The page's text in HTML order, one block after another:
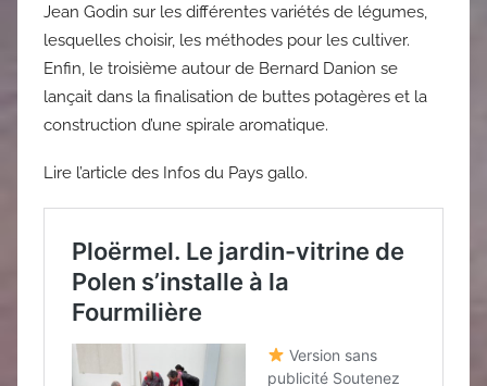
Jean Godin sur les différentes variétés de légumes,
lesquelles choisir, les méthodes pour les cultiver.
Enfin, le troisième autour de Bernard Danion se
lançait dans la finalisation de buttes potagères et la
construction d’une spirale aromatique.
Lire l’article des Infos du Pays gallo.